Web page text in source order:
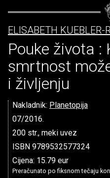
ELISABETH KUEBLER-
Pouke života :
smrtnost
i življenju
Nakladnik: Planetopija
07/2016.
200 str., meki uvez
ISBN 9789532577324
Cijena: 15.79 eur
Preračunato po fiksnom tečaju